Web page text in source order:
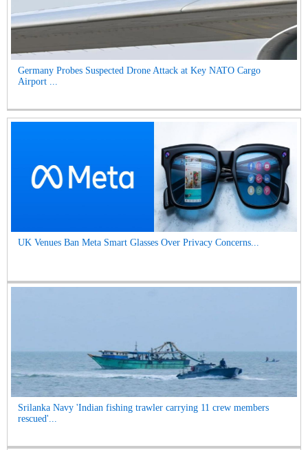
Germany Probes Suspected Drone Attack at Key NATO Cargo
Airport ...
UK Venues Ban Meta Smart Glasses Over Privacy Concerns...
Srilanka Navy 'Indian fishing trawler carrying 11 crew members
rescued'...